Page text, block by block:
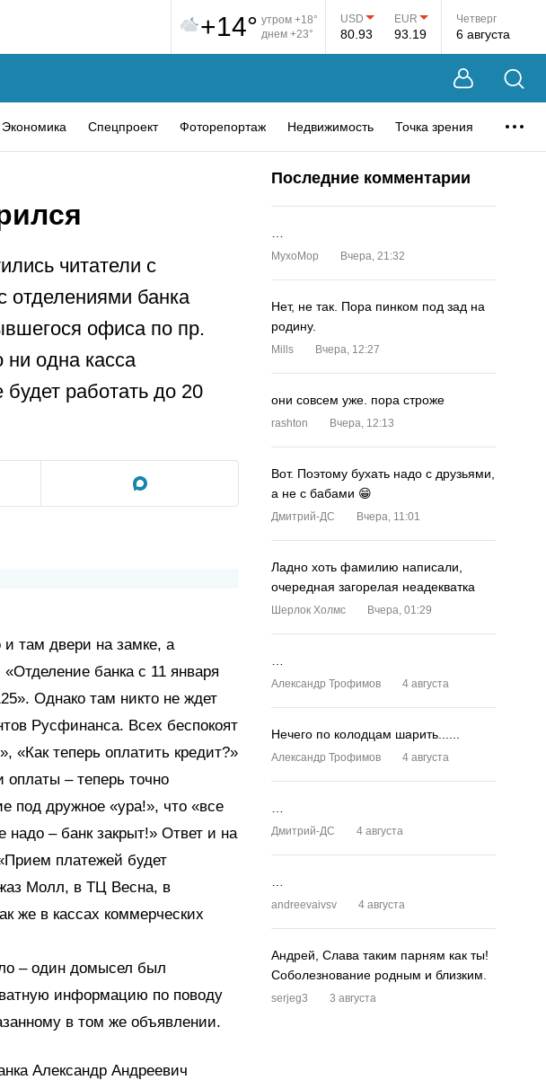
+14° утром +18°
днем +23°
USD
80.93
EUR
93.19
Четверг
6 августа
Экономика Спецпроект Фоторепортаж Недвижимость Точка зрения
читатели с
отделениями банка
офиса по пр.
ни одна касса
будет работать до 20
там двери на замке, а
банка с 11 января
Однако там никто не ждет
Русфинанса. Всех беспокоят
«Как теперь оплатить кредит?»
оплаты – теперь точно
под дружное «ура!», что «все
надо – банк закрыт!» Ответ и на
платежей будет
Молл, в ТЦ Весна, в
же в кассах коммерческих
– один домысел был
информацию по поводу
в том же объявлении.
Александр Андреевич
Последние комментарии
MyxoMop Вчера, 21:32
Нет, не так. Пора пинком под зад на
родину.
Mills Вчера, 12:27
они совсем уже. пора строже
rashton Вчера, 12:13
Вот. Поэтому бухать надо с друзьями,
а не с бабами 😁
Дмитрий-ДС Вчера, 11:01
Ладно хоть фамилию написали,
очередная загорелая неадекватка
Шерлок Холмс Вчера, 01:29
Александр Трофимов 4 августа
Нечего по колодцам шарить......
Александр Трофимов 4 августа
Дмитрий-ДС 4 августа
andreevaivsv 4 августа
Андрей, Слава таким парням как ты!
Соболезнование родным и близким.
serjeg3 3 августа